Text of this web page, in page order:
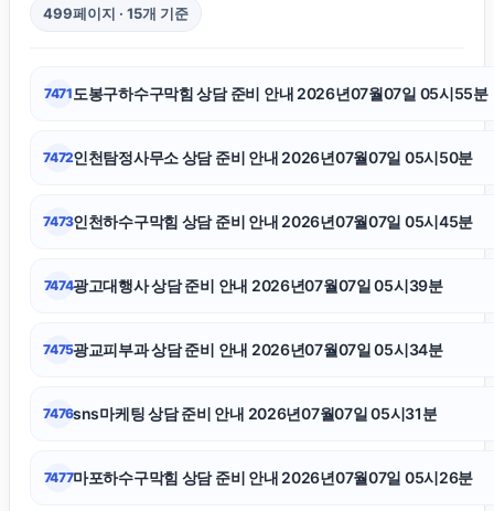
의정부형사전문변호사
광진구하수구막힘
499페이지 · 15개 기준
7471 도봉구하수구막힘 상담 준비 안내 2026년07월07일 05시55분
7472인천탐정사무소 상담 준비 안내 2026년07월07일 05시50분
7473인천하수구막힘 상담 준비 안내 2026년07월07일 05시45분
7474광고대행사 상담 준비 안내 2026년07월07일 05시39분
7475광교피부과 상담 준비 안내 2026년07월07일 05시34분
7476sns마케팅 상담 준비 안내 2026년07월07일 05시31분
7477마포하수구막힘 상담 준비 안내 2026년07월07일 05시26분